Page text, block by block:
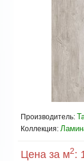
Производитель:
Коллекция:
Цена за м2: